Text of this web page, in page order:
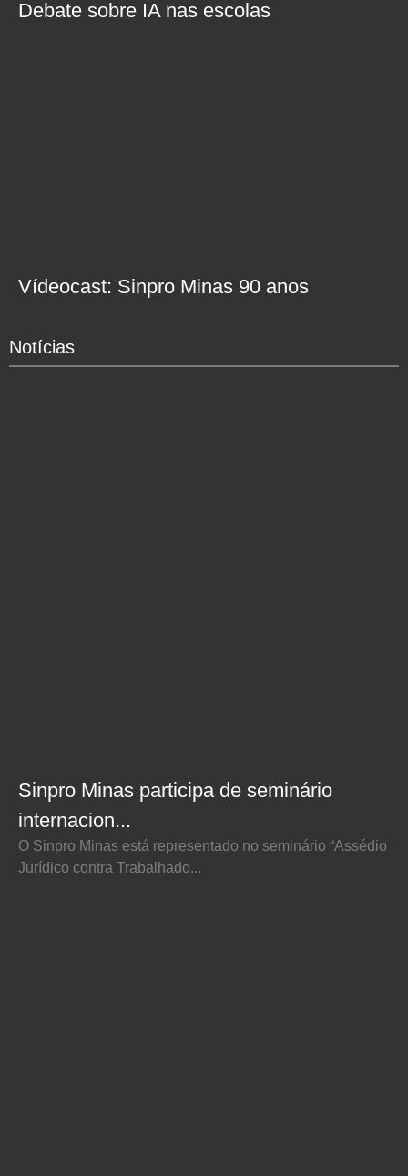
Debate sobre IA nas escolas
Vídeocast: Sinpro Minas 90 anos
Notícias
Sinpro Minas participa de seminário
internacion...
O Sinpro Minas está representado no seminário “Assédio
Jurídico contra Trabalhado...